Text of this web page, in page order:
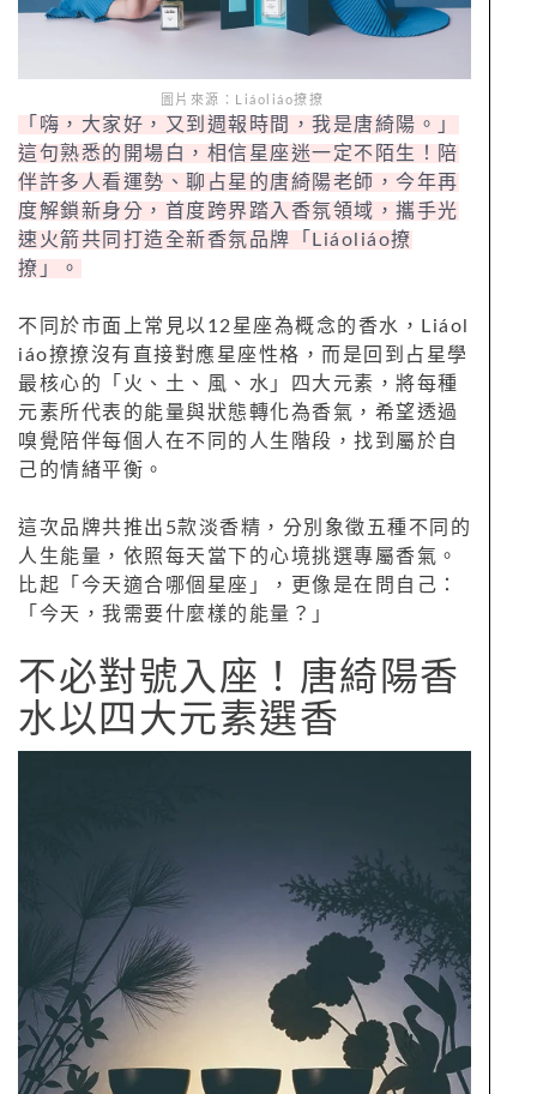
圖片來源：Liáoliáo撩撩
「嗨，大家好，又到週報時間，我是唐綺陽。」
這句熟悉的開場白，相信星座迷一定不陌生！陪
伴許多人看運勢、聊占星的唐綺陽老師，今年再
度解鎖新身分，首度跨界踏入香氛領域，攜手光
速火箭共同打造全新香氛品牌「Liáoliáo撩
撩」。
不同於市面上常見以12星座為概念的香水，Liáol
iáo撩撩沒有直接對應星座性格，而是回到占星學
最核心的「火、土、風、水」四大元素，將每種
元素所代表的能量與狀態轉化為香氣，希望透過
嗅覺陪伴每個人在不同的人生階段，找到屬於自
己的情緒平衡。
這次品牌共推出5款淡香精，分別象徵五種不同的
人生能量，依照每天當下的心境挑選專屬香氣。
比起「今天適合哪個星座」，更像是在問自己：
「今天，我需要什麼樣的能量？」
不必對號入座！唐綺陽香
水以四大元素選香